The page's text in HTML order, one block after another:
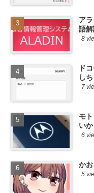
ア
語解
8
ド
し
7
モ
い
6
かお
5